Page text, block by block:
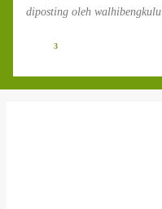
diposting oleh walhibengkulu
3